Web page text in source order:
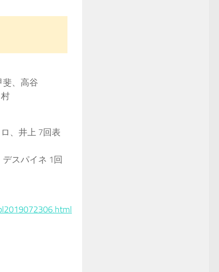
斐、高谷
、井上 7回表
スパイネ 1回